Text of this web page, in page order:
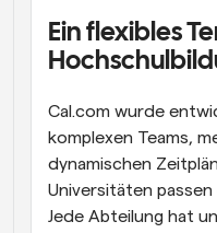
Ein flexibles
Cal.com wurde
komplexen Teams,
dynamischen
Universitäten
Jede Abteilung hat